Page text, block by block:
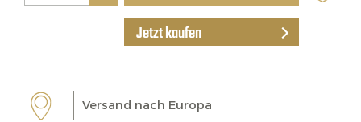
Jetzt kaufen
Versand nach Europa